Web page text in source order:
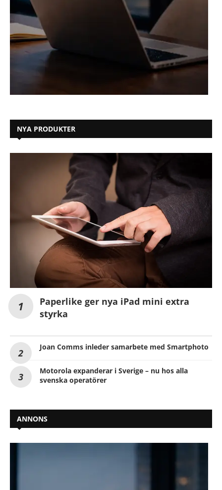
NYA PRODUKTER
Paperlike ger nya iPad mini extra
styrka
Joan Comms inleder samarbete med Smartphoto
Motorola expanderar i Sverige – nu hos alla
svenska operatörer
ANNONS